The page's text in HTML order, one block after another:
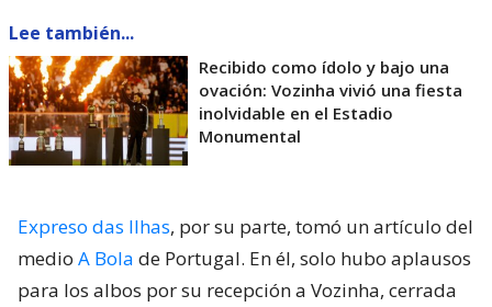
Lee también...
Recibido como ídolo y bajo una
ovación: Vozinha vivió una fiesta
inolvidable en el Estadio
Monumental
Expreso das Ilhas, por su parte, tomó un artículo del
medio A Bola de Portugal. En él, solo hubo aplausos
para los albos por su recepción a Vozinha, cerrada